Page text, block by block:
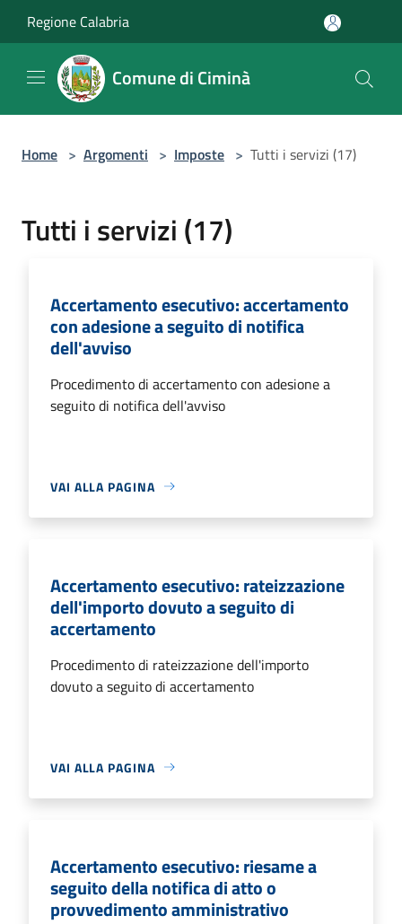
Regione Calabria
Comune di Ciminà
Home > Argomenti > Imposte > Tutti i servizi (17)
Tutti i servizi (17)
Accertamento esecutivo: accertamento
con adesione a seguito di notifica
dell'avviso
Procedimento di accertamento con adesione a
seguito di notifica dell'avviso
VAI ALLA PAGINA
Accertamento esecutivo: rateizzazione
dell'importo dovuto a seguito di
accertamento
Procedimento di rateizzazione dell'importo
dovuto a seguito di accertamento
VAI ALLA PAGINA
Accertamento esecutivo: riesame a
seguito della notifica di atto o
provvedimento amministrativo